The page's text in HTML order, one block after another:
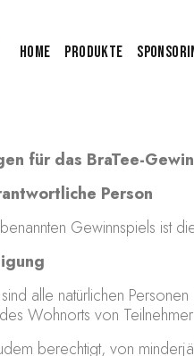
Home Produkte
für das BraTee-
Person
Gewinnspiels ist
alle natürlichen
Wohnorts von
berechtigt, von